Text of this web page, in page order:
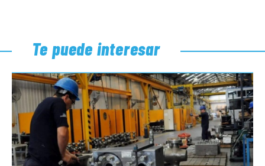
Te puede interesar